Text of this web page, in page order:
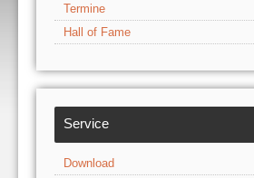
Termine
Hall of Fame
Service
Download